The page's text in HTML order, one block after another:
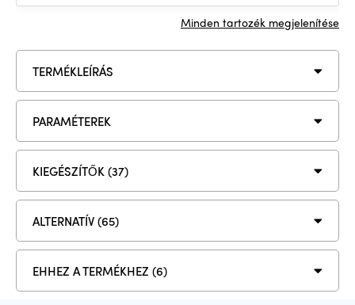
Minden tartozék megjelenítése
TERMÉKLEÍRÁS
PARAMÉTEREK
KIEGÉSZÍTŐK (37)
ALTERNATÍV (65)
EHHEZ A TERMÉKHEZ (6)